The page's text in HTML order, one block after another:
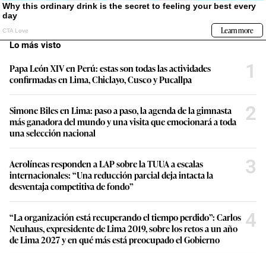
Lo más visto
Papa León XIV en Perú: estas son todas las actividades
confirmadas en Lima, Chiclayo, Cusco y Pucallpa
1
Simone Biles en Lima: paso a paso, la agenda de la gimnasta
más ganadora del mundo y una visita que emocionará a toda
una selección nacional
2
Aerolíneas responden a LAP sobre la TUUA a escalas
internacionales: “Una reducción parcial deja intacta la
desventaja competitiva de fondo”
3
“La organización está recuperando el tiempo perdido”: Carlos
Neuhaus, expresidente de Lima 2019, sobre los retos a un año
de Lima 2027 y en qué más está preocupado el Gobierno
4